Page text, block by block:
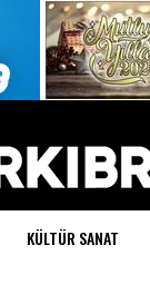
KÜLTÜR SANAT